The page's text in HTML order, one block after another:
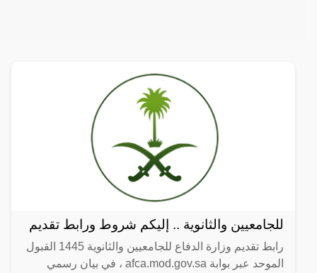
للجامعيين والثانوية .. إليكم شروط ورابط تقديم
رابط تقديم وزارة الدفاع للجامعيين والثانوية 1445 القبول
الموحد عبر بوابة afca.mod.gov.sa ، في بيان رسمي